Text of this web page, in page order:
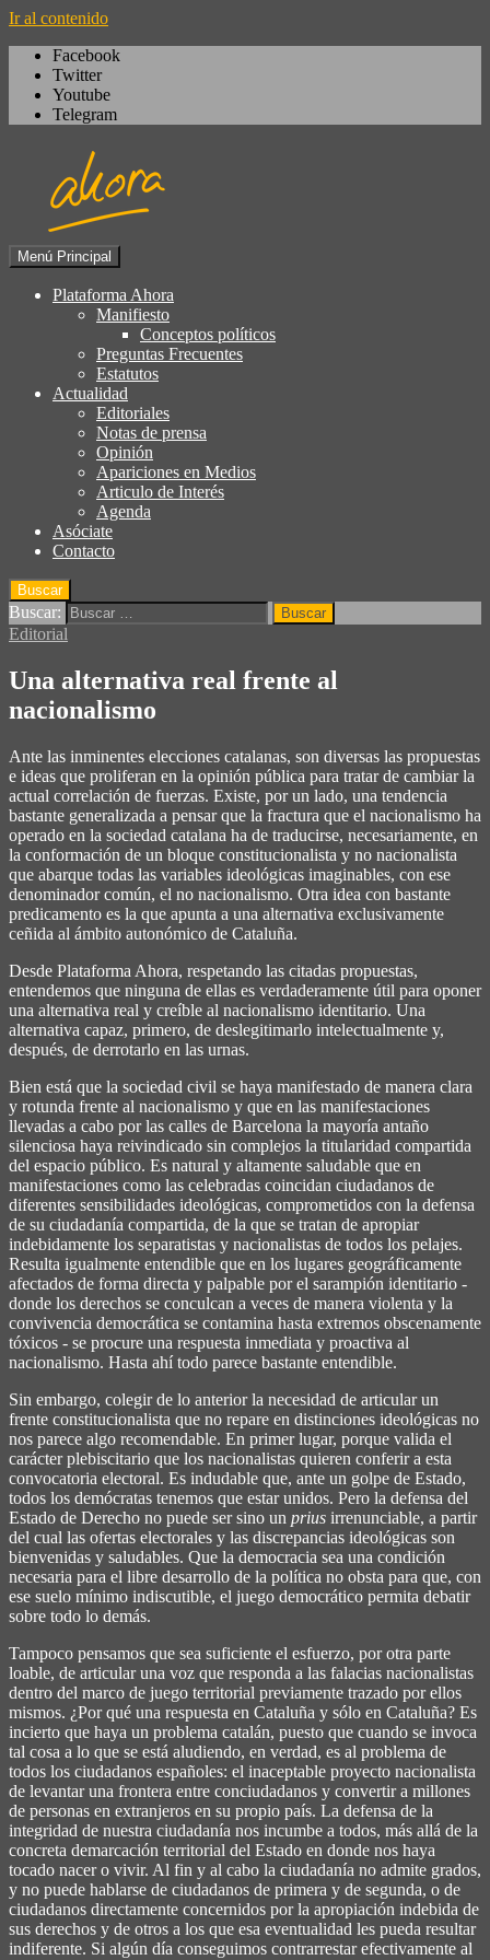
Ir al contenido
Facebook
Twitter
Youtube
Telegram
Plataforma Ahora
socialdemocracia, regeneración,
ciudadanía, laicismo, europeísmo
Menú Principal
Plataforma Ahora
Manifiesto
Conceptos políticos
Preguntas Frecuentes
Estatutos
Actualidad
Editoriales
Notas de prensa
Opinión
Apariciones en Medios
Articulo de Interés
Agenda
Asóciate
Contacto
Buscar
Buscar:
Editorial
Una alternativa real frente al
nacionalismo
Ante las inminentes elecciones catalanas, son diversas las propuestas
e ideas que proliferan en la opinión pública para tratar de cambiar la
actual correlación de fuerzas. Existe, por un lado, una tendencia
bastante generalizada a pensar que la fractura que el nacionalismo ha
operado en la sociedad catalana ha de traducirse, necesariamente, en
la conformación de un bloque constitucionalista y no nacionalista
que abarque todas las variables ideológicas imaginables, con ese
denominador común, el no nacionalismo. Otra idea con bastante
predicamento es la que apunta a una alternativa exclusivamente
ceñida al ámbito autonómico de Cataluña.
Desde Plataforma Ahora, respetando las citadas propuestas,
entendemos que ninguna de ellas es verdaderamente útil para oponer
una alternativa real y creíble al nacionalismo identitario. Una
alternativa capaz, primero, de deslegitimarlo intelectualmente y,
después, de derrotarlo en las urnas.
Bien está que la sociedad civil se haya manifestado de manera clara
y rotunda frente al nacionalismo y que en las manifestaciones
llevadas a cabo por las calles de Barcelona la mayoría antaño
silenciosa haya reivindicado sin complejos la titularidad compartida
del espacio público. Es natural y altamente saludable que en
manifestaciones como las celebradas coincidan ciudadanos de
diferentes sensibilidades ideológicas, comprometidos con la defensa
de su ciudadanía compartida, de la que se tratan de apropiar
indebidamente los separatistas y nacionalistas de todos los pelajes.
Resulta igualmente entendible que en los lugares geográficamente
afectados de forma directa y palpable por el sarampión identitario -
donde los derechos se conculcan a veces de manera violenta y la
convivencia democrática se contamina hasta extremos obscenamente
tóxicos - se procure una respuesta inmediata y proactiva al
nacionalismo. Hasta ahí todo parece bastante entendible.
Sin embargo, colegir de lo anterior la necesidad de articular un
frente constitucionalista que no repare en distinciones ideológicas no
nos parece algo recomendable. En primer lugar, porque valida el
carácter plebiscitario que los nacionalistas quieren conferir a esta
convocatoria electoral. Es indudable que, ante un golpe de Estado,
todos los demócratas tenemos que estar unidos. Pero la defensa del
Estado de Derecho no puede ser sino un prius irrenunciable, a partir
del cual las ofertas electorales y las discrepancias ideológicas son
bienvenidas y saludables. Que la democracia sea una condición
necesaria para el libre desarrollo de la política no obsta para que, con
ese suelo mínimo indiscutible, el juego democrático permita debatir
sobre todo lo demás.
Tampoco pensamos que sea suficiente el esfuerzo, por otra parte
loable, de articular una voz que responda a las falacias nacionalistas
dentro del marco de juego territorial previamente trazado por ellos
mismos. ¿Por qué una respuesta en Cataluña y sólo en Cataluña? Es
incierto que haya un problema catalán, puesto que cuando se invoca
tal cosa a lo que se está aludiendo, en verdad, es al problema de
todos los ciudadanos españoles: el inaceptable proyecto nacionalista
de levantar una frontera entre conciudadanos y convertir a millones
de personas en extranjeros en su propio país. La defensa de la
integridad de nuestra ciudadanía nos incumbe a todos, más allá de la
concreta demarcación territorial del Estado en donde nos haya
tocado nacer o vivir. Al fin y al cabo la ciudadanía no admite grados,
y no puede hablarse de ciudadanos de primera y de segunda, o de
ciudadanos directamente concernidos por la apropiación indebida de
sus derechos y de otros a los que esa eventualidad les pueda resultar
indiferente. Si algún día conseguimos contrarrestar efectivamente al